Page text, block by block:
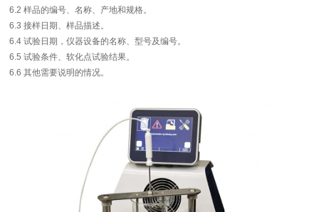
6.2 样品的编号、名称、产地和规格。
6.3 接样日期、样品描述。
6.4 试验日期，仪器设备的名称、型号及编号。
6.5 试验条件、软化点试验结果。
6.6 其他需要说明的情况。